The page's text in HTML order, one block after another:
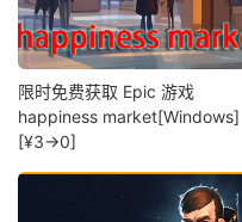
限时免费获取 Epic 游戏
happiness market[Windows]
[¥3→0]